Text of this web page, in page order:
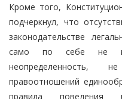
Кроме того,
подчеркнул, что
законодательстве
само по себе не
неопределенность,
правоотношений
правила поведения